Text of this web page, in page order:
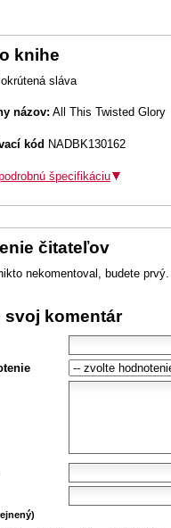
knihe
sláva
názov: All This Twisted Glory
kód NADBK130162
špecifikáciu
čitateľov
nekomentoval, budete prvý.
svoj komentár